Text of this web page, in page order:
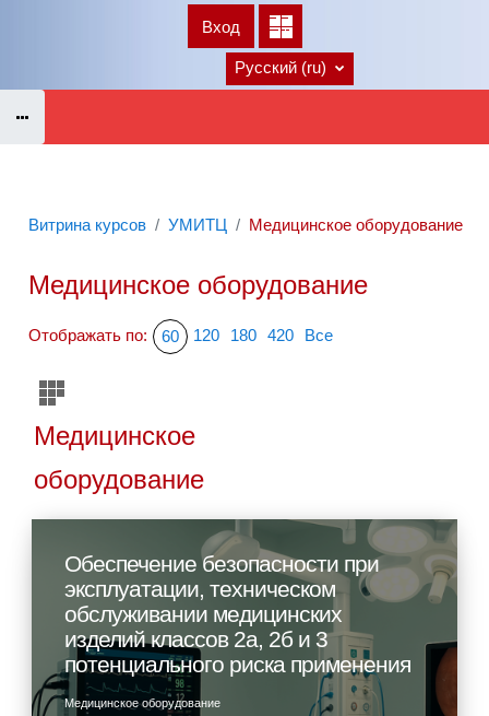
Перейти к основному содержанию
Вход
Русский ‎(ru)‎
Витрина курсов УМИТЦ Медицинское оборудование
Медицинское оборудование
Отображать по: 60 120 180 420 Все
Медицинское
оборудование
Обеспечение безопасности при
эксплуатации, техническом
обслуживании медицинских
изделий классов 2а, 2б и 3
потенциального риска применения
Медицинское оборудование